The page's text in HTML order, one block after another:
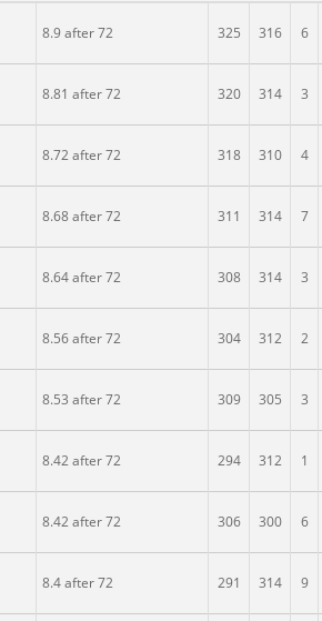
8.9 after 72 325 316 6
8.81 after 72 320 314 3
8.72 after 72 318 310 4
8.68 after 72 311 314 7
8.64 after 72 308 314 3
8.56 after 72 304 312 2
8.53 after 72 309 305 3
8.42 after 72 294 312 1
8.42 after 72 306 300 6
8.4 after 72 291 314 9